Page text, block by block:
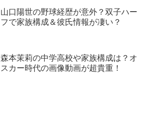
山口陽世の野球経歴が意外？双子ハー
フで家族構成＆彼氏情報が凄い？
森本茉莉の中学高校や家族構成は？オ
スカー時代の画像動画が超貴重！